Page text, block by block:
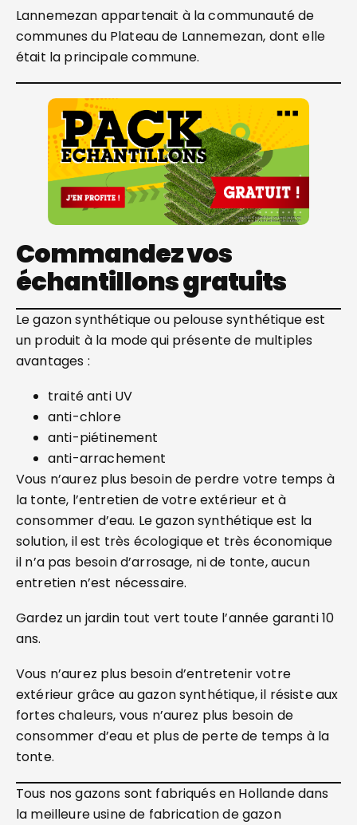
Lannemezan appartenait à la communauté de
communes du Plateau de Lannemezan, dont elle
était la principale commune.
Commandez vos
échantillons gratuits
Le gazon synthétique ou pelouse synthétique est
un produit à la mode qui présente de multiples
avantages :
traité anti UV
anti-chlore
anti-piétinement
anti-arrachement
Vous n’aurez plus besoin de perdre votre temps à
la tonte, l’entretien de votre extérieur et à
consommer d’eau. Le gazon synthétique est la
solution, il est très écologique et très économique
il n’a pas besoin d’arrosage, ni de tonte, aucun
entretien n’est nécessaire.
Gardez un jardin tout vert toute l’année garanti 10
ans.
Vous n’aurez plus besoin d’entretenir votre
extérieur grâce au gazon synthétique, il résiste aux
fortes chaleurs, vous n’aurez plus besoin de
consommer d’eau et plus de perte de temps à la
tonte.
Tous nos gazons sont fabriqués en Hollande dans
la meilleure usine de fabrication de gazon